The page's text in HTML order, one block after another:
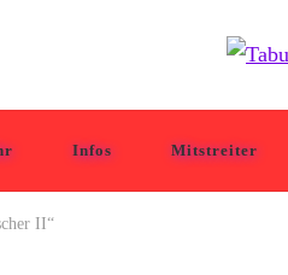
Infos Mitstreiter
II“